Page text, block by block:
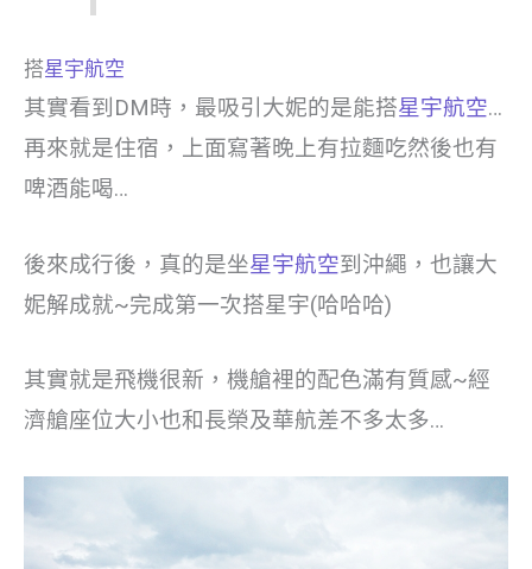
搭星宇航空
其實看到DM時，最吸引大妮的是能搭星宇航空…
再來就是住宿，上面寫著晚上有拉麵吃然後也有
啤酒能喝…
後來成行後，真的是坐星宇航空到沖繩，也讓大
妮解成就~完成第一次搭星宇(哈哈哈)
其實就是飛機很新，機艙裡的配色滿有質感~經
濟艙座位大小也和長榮及華航差不多太多…